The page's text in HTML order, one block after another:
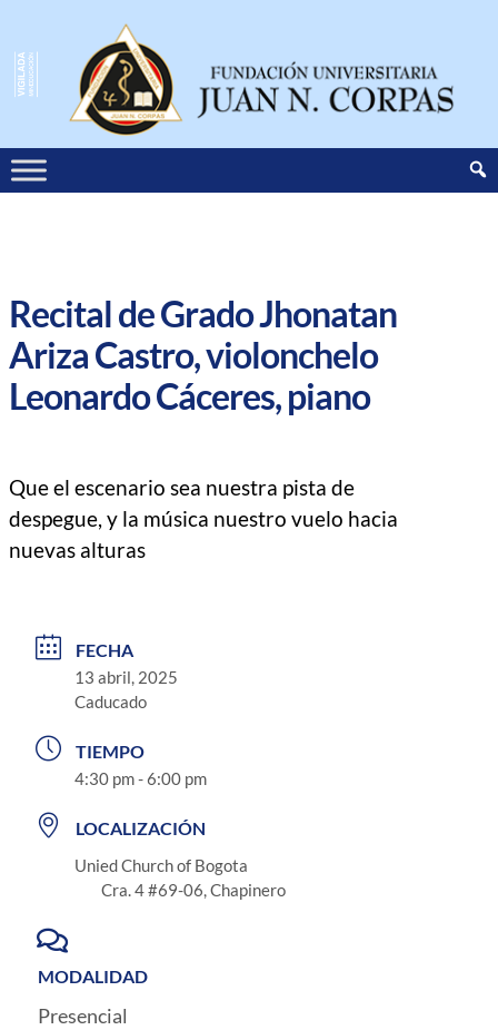
Recital de Grado Jhonatan
Ariza Castro, violonchelo
Leonardo Cáceres, piano
Que el escenario sea nuestra pista de
despegue, y la música nuestro vuelo hacia
nuevas alturas
FECHA
13 abril, 2025
Caducado
TIEMPO
4:30 pm - 6:00 pm
LOCALIZACIÓN
Unied Church of Bogota
Cra. 4 #69-06, Chapinero
MODALIDAD
Presencial